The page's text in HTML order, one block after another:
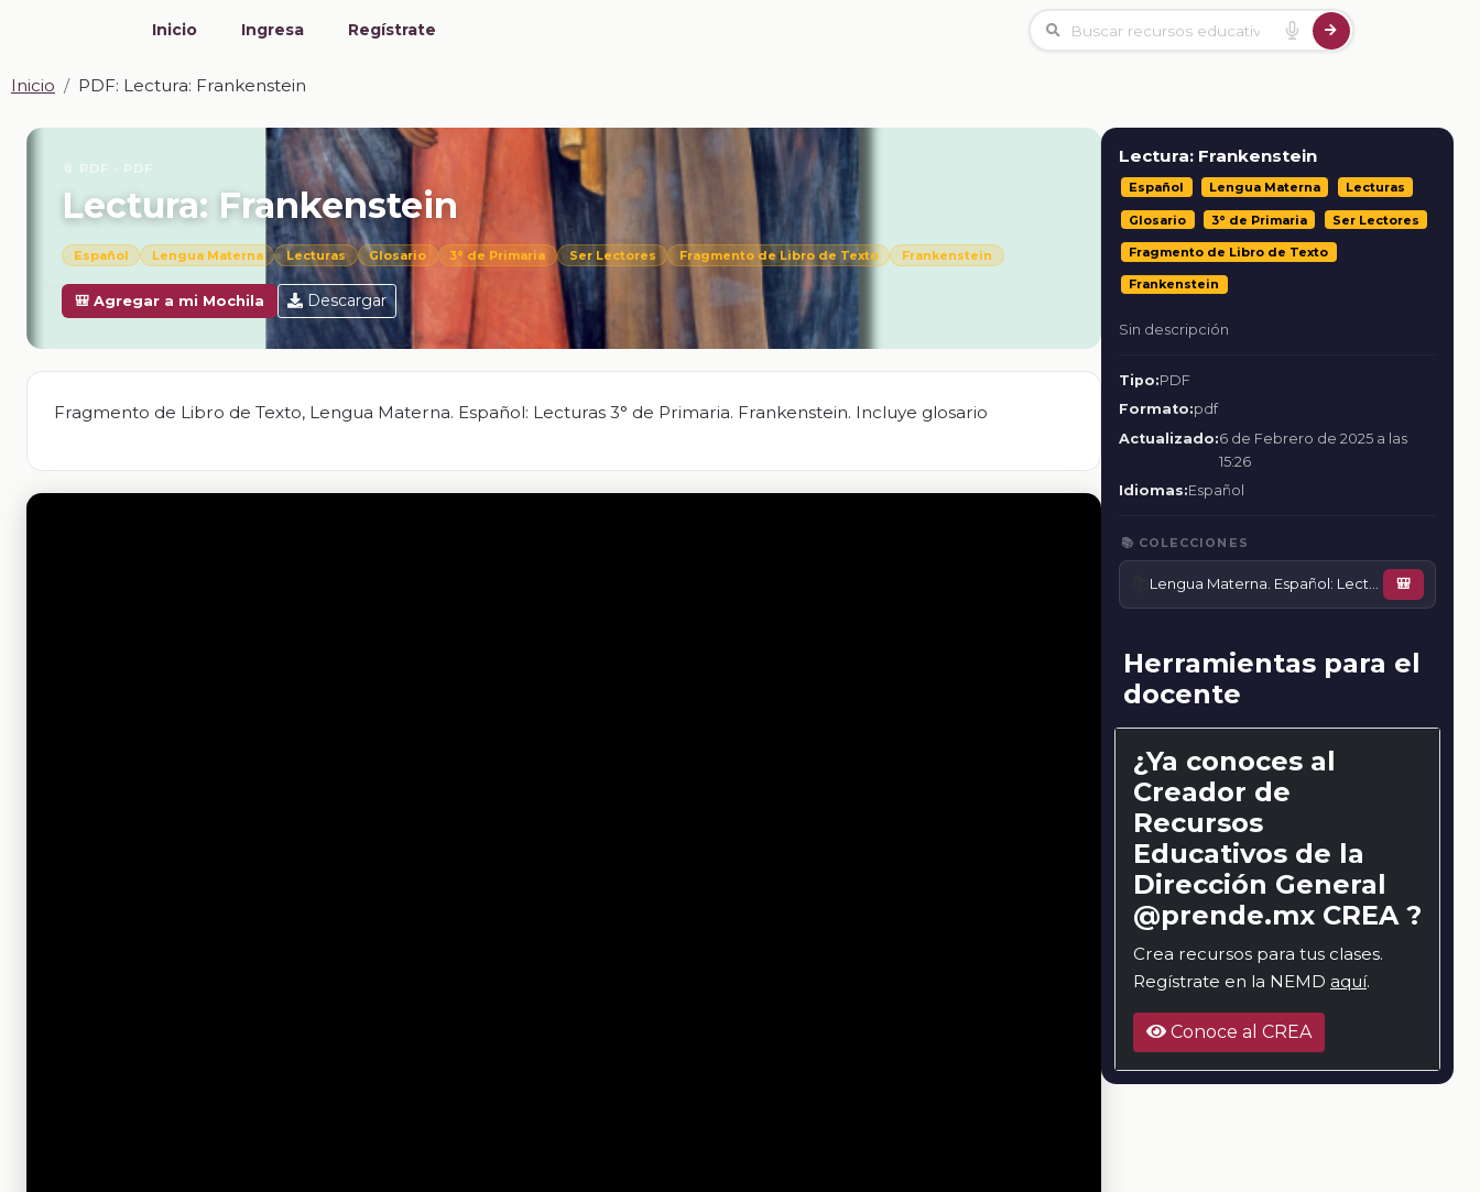
Inicio Ingresa Regístrate
Inicio PDF: Lectura: Frankenstein
Lectura: Frankenstein
Español Lengua Materna Lecturas Glosario 3° de Primaria Ser Lectores Fragmento de Libro de Texto Frankenstein
🎒 Agregar a mi Mochila Descargar
Fragmento de Libro de Texto, Lengua Materna. Español: Lecturas 3° de Primaria. Frankenstein. Incluye glosario
Lectura: Frankenstein
Español Lengua Materna Lecturas
Glosario 3° de Primaria Ser Lectores
Fragmento de Libro de Texto
Frankenstein
Sin descripción
Tipo:PDF
Formato:pdf
Actualizado:6 de Febrero de 2025 a las
15:26
Idiomas:Español
📚 COLECCIONES
Lengua Materna. Español: Lecturas 🎒
Herramientas para el
docente
¿Ya conoces al
Creador de
Recursos
Educativos de la
Dirección General
@prende.mx CREA ?
Crea recursos para tus clases.
Regístrate en la NEMD aquí.
Conoce al CREA